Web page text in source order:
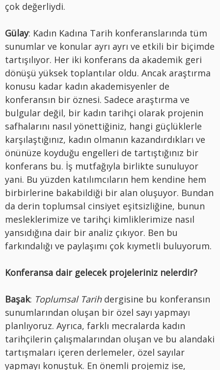
çok değerliydi.
Gülay: Kadın Kadına Tarih konferanslarında tüm
sunumlar ve konular ayrı ayrı ve etkili bir biçimde
tartışılıyor. Her iki konferans da akademik geri
dönüşü yüksek toplantılar oldu. Ancak araştırma
konusu kadar kadın akademisyenler de
konferansın bir öznesi. Sadece araştırma ve
bulgular değil, bir kadın tarihçi olarak projenin
safhalarını nasıl yönettiğiniz, hangi güçlüklerle
karşılaştığınız, kadın olmanın kazandırdıkları ve
önünüze koyduğu engelleri de tartıştığınız bir
konferans bu. İş mutfağıyla birlikte sunuluyor
yani. Bu yüzden katılımcıların hem kendine hem
birbirlerine bakabildiği bir alan oluşuyor. Bundan
da derin toplumsal cinsiyet eşitsizliğine, bunun
mesleklerimize ve tarihçi kimliklerimize nasıl
yansıdığına dair bir analiz çıkıyor. Ben bu
farkındalığı ve paylaşımı çok kıymetli buluyorum.
Konferansa dair gelecek projeleriniz nelerdir?
Başak: Toplumsal Tarihdergisine bu konferansın
sunumlarından oluşan bir özel sayı yapmayı
planlıyoruz. Ayrıca, farklı mecralarda kadın
tarihçilerin çalışmalarından oluşan ve bu alandaki
tartışmaları içeren derlemeler, özel sayılar
yapmayı konuştuk. En önemli projemiz ise,